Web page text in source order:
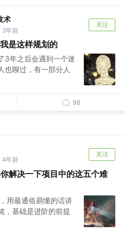
术
3年前
关注
是这样规划的
3年之后会遇到一个迷
也聊过，有一部分人
98
4年前
关注
解决一下项目中的这五个难
用最通俗易懂的话讲
，基础是进阶的前提